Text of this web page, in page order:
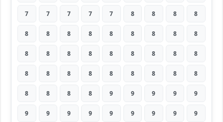
7 7 7 7 7 8 8 8 8
8 8 8 8 8 8 8 8 8
8 8 8 8 8 8 8 8 8
8 8 8 8 8 8 8 8 8
8 8 8 8 9 9 9 9 9
9 9 9 9 9 9 9 9 9